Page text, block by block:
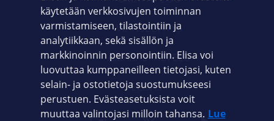
VIANSELVITYS
ASIAKASPALVELU
ELISA.FI
käytetään verkkosivujen toiminnan
varmistamiseen, tilastointiin ja
analytiikkaan, sekä sisällön ja
markkinoinnin personointiin. Elisa voi
luovuttaa kumppaneilleen tietojasi, kuten
selain- ja ostotietoja suostumukseesi
perustuen. Evästeasetuksista voit
muuttaa valintojasi milloin tahansa. Lue